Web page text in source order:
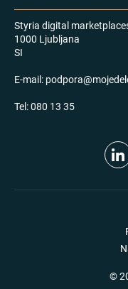
Styria digital
1000 Ljubljana
SI
E-mail:
Tel:080 13 35
©